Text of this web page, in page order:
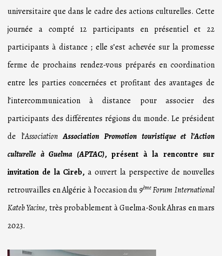
universitaire que dans le cadre des actions culturelles. Cette
journée a compté 12 participants en présentiel et 22
participants à distance ; elle s’est achevée sur la promesse
ferme de prochains rendez-vous préparés en coordination
entre les parties concernées et profitant des avantages de
l’intercommunication à distance pour associer des
participants des différentes régions du monde. Le président
de l’AssociationAssociation Promotion touristique et l’Action
culturelle à Guelma (APTAC), présent à la rencontre sur
invitation de la Cireb, a ouvert la perspective de nouvelles
retrouvailles en Algérie à l’occasion du9èmeForum International
Kateb Yacine, très probablement à Guelma-Souk Ahras en mars
2023.